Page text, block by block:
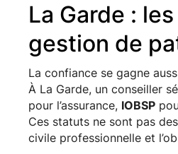
La Garde :
gestion de
La confiance se gagne
À La Garde, un conseiller
pour l’assurance, IOBSP
Ces statuts ne sont pas
civile professionnelle et